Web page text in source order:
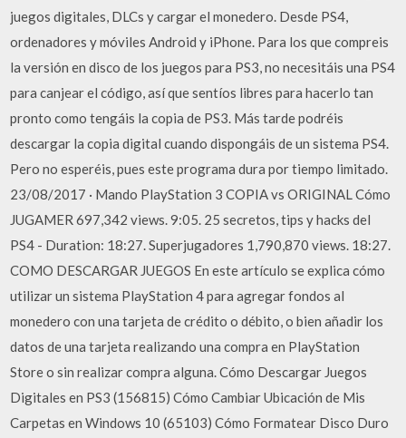
juegos digitales, DLCs y cargar el monedero. Desde PS4,
ordenadores y móviles Android y iPhone. Para los que compreis
la versión en disco de los juegos para PS3, no necesitáis una PS4
para canjear el código, así que sentíos libres para hacerlo tan
pronto como tengáis la copia de PS3. Más tarde podréis
descargar la copia digital cuando dispongáis de un sistema PS4.
Pero no esperéis, pues este programa dura por tiempo limitado.
23/08/2017 · Mando PlayStation 3 COPIA vs ORIGINAL Cómo
JUGAMER 697,342 views. 9:05. 25 secretos, tips y hacks del
PS4 - Duration: 18:27. Superjugadores 1,790,870 views. 18:27.
COMO DESCARGAR JUEGOS En este artículo se explica cómo
utilizar un sistema PlayStation 4 para agregar fondos al
monedero con una tarjeta de crédito o débito, o bien añadir los
datos de una tarjeta realizando una compra en PlayStation
Store o sin realizar compra alguna. Cómo Descargar Juegos
Digitales en PS3 (156815) Cómo Cambiar Ubicación de Mis
Carpetas en Windows 10 (65103) Cómo Formatear Disco Duro